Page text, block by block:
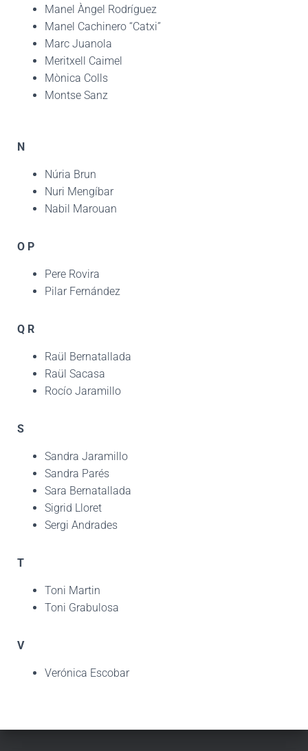
Manel Àngel Rodríguez
Manel Cachinero “Catxi”
Marc Juanola
Meritxell Caimel
Mònica Colls
Montse Sanz
N
Núria Brun
Nuri Mengíbar
Nabil Marouan
O P
Pere Rovira
Pilar Fernández
Q R
Raül Bernatallada
Raül Sacasa
Rocío Jaramillo
S
Sandra Jaramillo
Sandra Parés
Sara Bernatallada
Sigrid Lloret
Sergi Andrades
T
Toni Martin
Toni Grabulosa
V
Verónica Escobar